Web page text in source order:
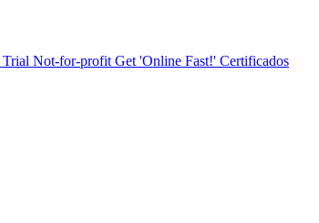
Trial Not-for-profit Get 'Online Fast!' Certificados